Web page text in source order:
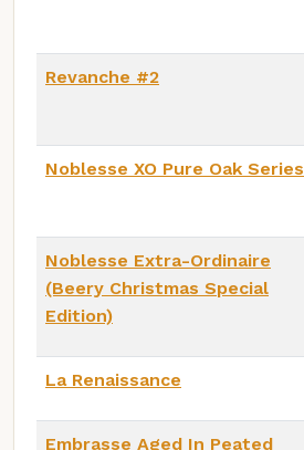
Revanche #2
Noblesse XO Pure Oak Series
Noblesse Extra-Ordinaire
(Beery Christmas Special
Edition)
La Renaissance
Embrasse Aged In Peated